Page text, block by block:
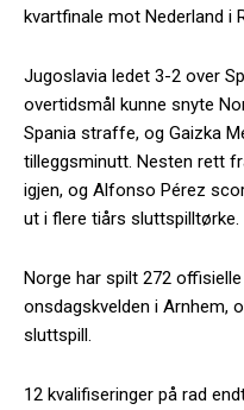
kvartfinale mot Nederland i
Jugoslavia ledet 3-2 over
overtidsmål kunne snyte
Spania straffe, og Gaizka
tilleggsminutt. Nesten rett
igjen, og Alfonso Pérez
ut i flere tiårs sluttspilltørke.
Norge har spilt 272
onsdagskvelden i Arnhem,
sluttspill.
12 kvalifiseringer på rad